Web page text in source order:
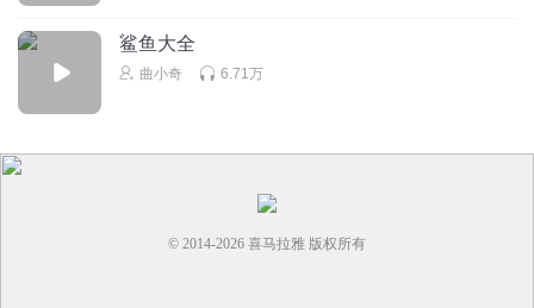
鲨鱼大全
曲小奇 6.71万
© 2014-2026 喜马拉雅 版权所有